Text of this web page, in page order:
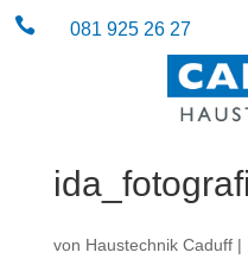
 081 925 26 27
von Haustechnik Caduff|